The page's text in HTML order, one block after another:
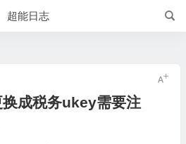
超能日志
成税务ukey需要注